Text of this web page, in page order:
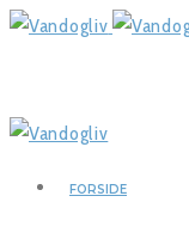
FORSIDE